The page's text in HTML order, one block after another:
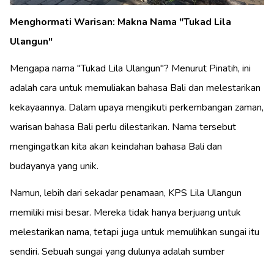
Menghormati Warisan: Makna Nama "Tukad Lila
Ulangun"
Mengapa nama "Tukad Lila Ulangun"? Menurut Pinatih, ini
adalah cara untuk memuliakan bahasa Bali dan melestarikan
kekayaannya. Dalam upaya mengikuti perkembangan zaman,
warisan bahasa Bali perlu dilestarikan. Nama tersebut
mengingatkan kita akan keindahan bahasa Bali dan
budayanya yang unik.
Namun, lebih dari sekadar penamaan, KPS Lila Ulangun
memiliki misi besar. Mereka tidak hanya berjuang untuk
melestarikan nama, tetapi juga untuk memulihkan sungai itu
sendiri. Sebuah sungai yang dulunya adalah sumber